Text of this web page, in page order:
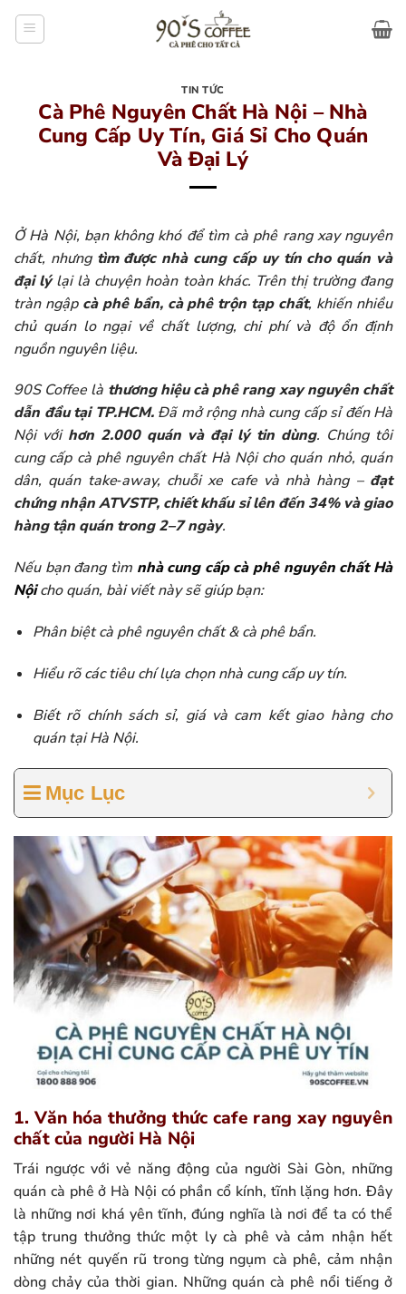
TIN TỨC
Cà Phê Nguyên Chất Hà Nội – Nhà
Cung Cấp Uy Tín, Giá Sỉ Cho Quán
Và Đại Lý
Ở Hà Nội, bạn không khó để tìm cà phê rang xay nguyên
chất, nhưng tìm được nhà cung cấp uy tín cho quán và
đại lýlại là chuyện hoàn toàn khác. Trên thị trường đang
tràn ngập cà phê bẩn, cà phê trộn tạp chất, khiến nhiều
chủ quán lo ngại về chất lượng, chi phí và độ ổn định
nguồn nguyên liệu.
90S Coffee là thương hiệu cà phê rang xay nguyên chất
dẫn đầu tại TP.HCM. Đã mở rộng nhà cung cấp sỉ đến Hà
Nội với hơn 2.000 quán và đại lý tin dùng. Chúng tôi
cung cấp cà phê nguyên chất Hà Nội cho quán nhỏ, quán
dân, quán take‑away, chuỗi xe cafe và nhà hàng – đạt
chứng nhận ATVSTP, chiết khấu sỉ lên đến 34% và giao
hàng tận quán trong 2–7 ngày.
Nếu bạn đang tìm nhà cung cấp cà phê nguyên chất Hà
Nộicho quán, bài viết này sẽ giúp bạn:
Phân biệt cà phê nguyên chất & cà phê bẩn.
Hiểu rõ các tiêu chí lựa chọn nhà cung cấp uy tín.
Biết rõ chính sách sỉ, giá và cam kết giao hàng cho
quán tại Hà Nội.
Mục Lục
1. Văn hóa thưởng thức cafe rang xay nguyên
chất của người Hà Nội
Trái ngược với vẻ năng động của người Sài Gòn, những
quán cà phê ở Hà Nội có phần cổ kính, tĩnh lặng hơn. Đây
là những nơi khá yên tĩnh, đúng nghĩa là nơi để ta có thể
tập trung thưởng thức một ly cà phê và cảm nhận hết
những nét quyến rũ trong từng ngụm cà phê, cảm nhận
dòng chảy của thời gian. Những quán cà phê nổi tiếng ở